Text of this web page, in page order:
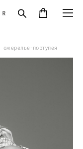
ожерелье-портупея